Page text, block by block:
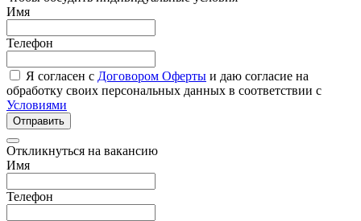
Имя
Телефон
Я согласен с Договором Оферты и даю согласие на
обработку своих персональных данных в соответствии с
Условиями
Отправить
Откликнуться на вакансию
Имя
Телефон